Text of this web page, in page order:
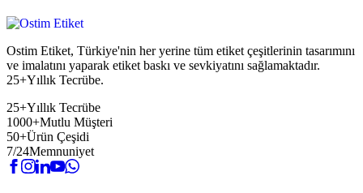
Ostim Etiket, Türkiye'nin her yerine tüm etiket çeşitlerinin tasarımını
ve imalatını yaparak etiket baskı ve sevkiyatını sağlamaktadır.
25+Yıllık Tecrübe.
25+Yıllık Tecrübe
1000+Mutlu Müşteri
50+Ürün Çeşidi
7/24Memnuniyet